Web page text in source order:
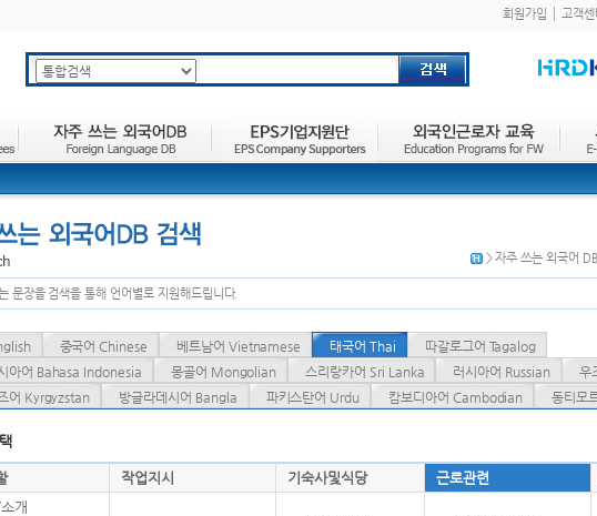
회원가입 고객센
> 자주 쓰는 외국어
문장을 검색을 통해 언어별로 지원해드립니다.
중국어 Chinese 베트남어 Vietnamese 태국어 Thai
따갈로그어 Tagalog
아어 Bahasa Indonesia
몽골어 Mongolian 스리랑카어 Sri Lanka 러시아어 Russian
우
어 Kyrgyzstan
방글라데시어 Bangla 파키스탄어 Urdu 캄보디아어 Cambodian 동티모
작업지시 기숙사및식당 근로관련
개